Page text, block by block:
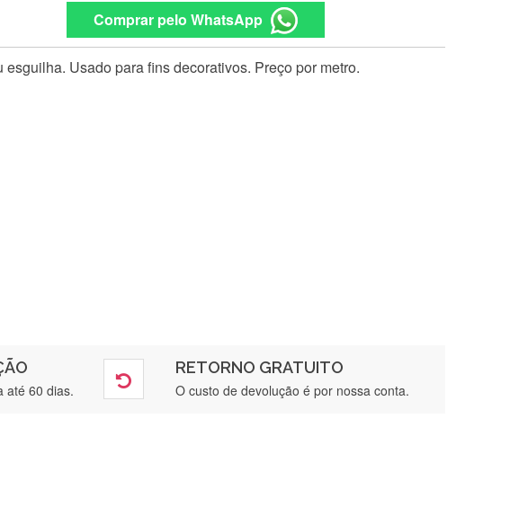
Comprar pelo WhatsApp
esguilha. Usado para fins decorativos. Preço por metro.
até 60 dias.
RETORNO GRATUITO
O custo de devolução é por nossa conta.
encomendar.